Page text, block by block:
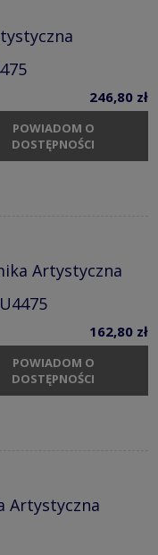
246,80 zł
POWIADOM O
DOSTĘPNOŚCI
Artystyczna
162,80 zł
POWIADOM O
DOSTĘPNOŚCI
Artystyczna